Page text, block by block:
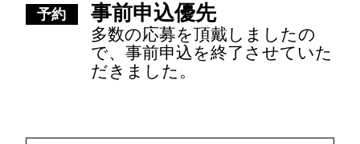
予約 事前申込優先
多数の応募を頂戴しましたの
で、事前申込を終了させていた
だきました。